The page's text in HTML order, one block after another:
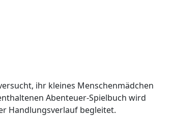
ihr kleines Menschenmädchen
Abenteuer-Spielbuch wird
Handlungsverlauf begleitet.